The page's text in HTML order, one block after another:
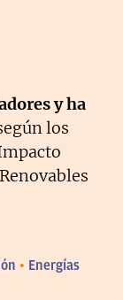
y ha
los
Energías